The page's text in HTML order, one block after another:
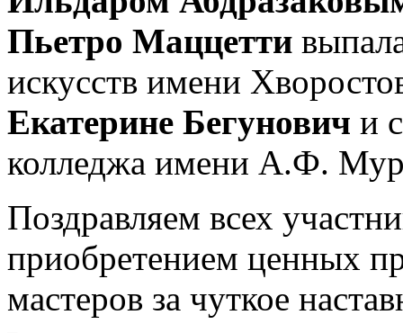
Пьетро Маццетти
искусств имени
Екатерине Бегунович и
колледжа имени А.Ф.
Поздравляем всех
приобретением ценных
мастеров за чуткое